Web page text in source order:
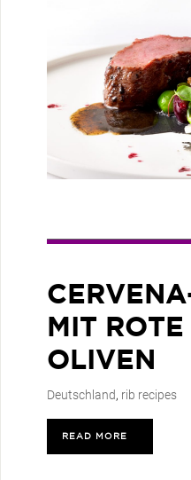
MIT
OLIVEN
Deutschland, rib recipes
READ MORE